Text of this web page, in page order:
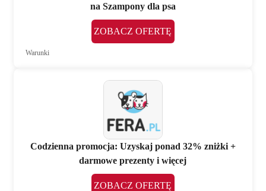
na Szampony dla psa
ZOBACZ OFERTĘ
Warunki
Codzienna promocja: Uzyskaj ponad 32% zniżki +
darmowe prezenty i więcej
ZOBACZ OFERTĘ